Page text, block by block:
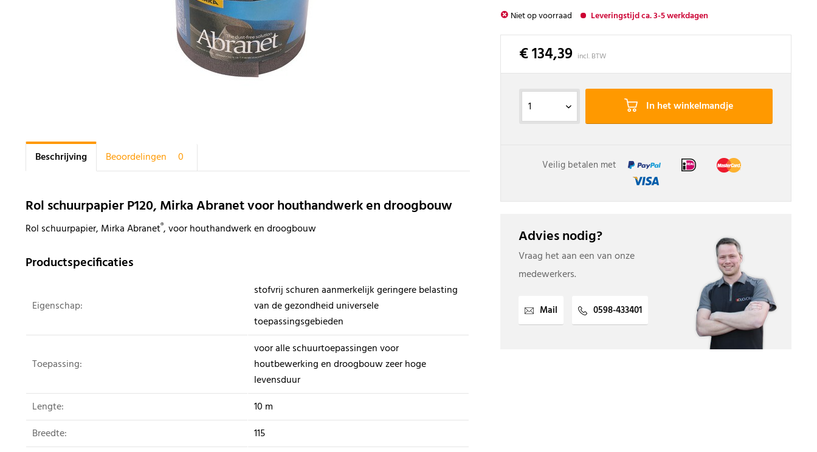
Beschrijving Beoordelingen 0
Rol schuurpapier P120, Mirka Abranet voor houthandwerk en droogbouw
Rol schuurpapier, Mirka Abranet®, voor houthandwerk en droogbouw
Productspecificaties
Eigenschap:
stofvrij schuren aanmerkelijk geringere belasting
van de gezondheid universele
toepassingsgebieden
Toepassing:
voor alle schuurtoepassingen voor
houtbewerking en droogbouw zeer hoge
levensduur
Lengte:
10 m
Breedte:
115
Niet op voorraad Leveringstijd ca. 3-5 werkdagen
€ 134,39 incl. BTW
In het winkelmandje
Veilig betalen met
Advies nodig?
Vraag het aan een van onze
medewerkers.
Mail 0598-433401